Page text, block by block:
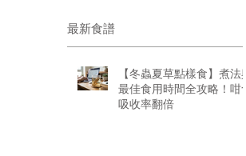
最新食譜
【冬蟲夏草點樣食】煮法與
最佳食用時間全攻略！咁食
吸收率翻倍